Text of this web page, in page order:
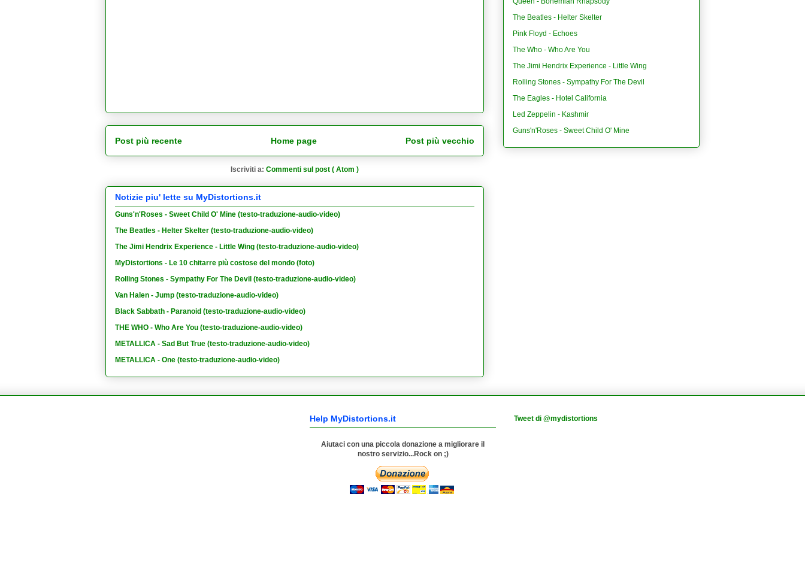
Post più recente Post più vecchio
Home page
Iscriviti a: Commenti sul post ( Atom )
Notizie piu' lette su MyDistortions.it
Guns'n'Roses - Sweet Child O' Mine (testo-traduzione-audio-video)
The Beatles - Helter Skelter (testo-traduzione-audio-video)
The Jimi Hendrix Experience - Little Wing (testo-traduzione-audio-video)
MyDistortions - Le 10 chitarre più costose del mondo (foto)
Rolling Stones - Sympathy For The Devil (testo-traduzione-audio-video)
Van Halen - Jump (testo-traduzione-audio-video)
Black Sabbath - Paranoid (testo-traduzione-audio-video)
THE WHO - Who Are You (testo-traduzione-audio-video)
METALLICA - Sad But True (testo-traduzione-audio-video)
METALLICA - One (testo-traduzione-audio-video)
The Beatles - Helter Skelter
Pink Floyd - Echoes
The Who - Who Are You
The Jimi Hendrix Experience - Little Wing
Rolling Stones - Sympathy For The Devil
The Eagles - Hotel California
Led Zeppelin - Kashmir
Guns'n'Roses - Sweet Child O' Mine
Help MyDistortions.it
Aiutaci con una piccola donazione a migliorare il
nostro servizio...Rock on ;)
Tweet di @mydistortions